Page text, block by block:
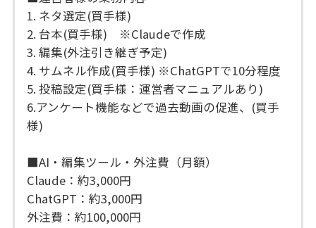
1. ネタ選定(買手様)
2. 台本(買手様) ※Claudeで作成
3. 編集(外注引き継ぎ予定)
4. サムネル作成(買手様) ※ChatGPTで10分程度
5. 投稿設定(買手様：運営者マニュアルあり)
6.アンケート機能などで過去動画の促進、(買手
様)
■AI・編集ツール・外注費（月額）
Claude：約3,000円
ChatGPT：約3,000円
外注費：約100,000円